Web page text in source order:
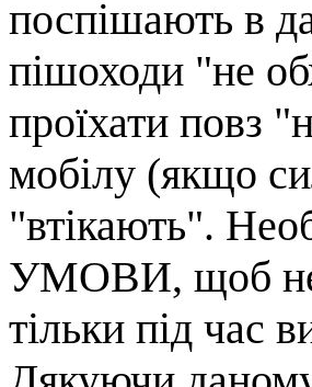
поспішають в
пішоходи "не
проїхати повз
мобілу (якщо
"втікають".
УМОВИ, щоб не
тільки під час